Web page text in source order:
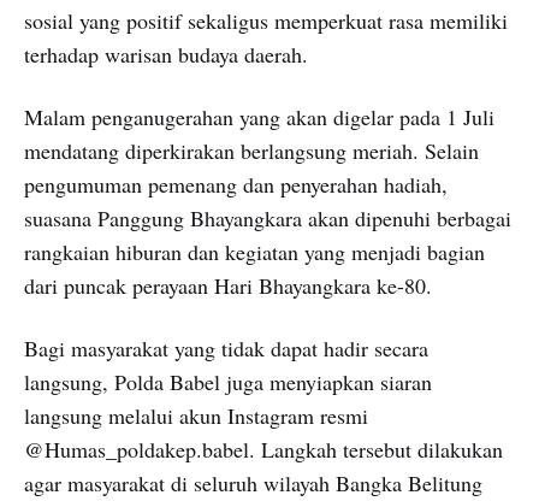
sosial yang positif sekaligus memperkuat rasa memiliki
terhadap warisan budaya daerah.
Malam penganugerahan yang akan digelar pada 1 Juli
mendatang diperkirakan berlangsung meriah. Selain
pengumuman pemenang dan penyerahan hadiah,
suasana Panggung Bhayangkara akan dipenuhi berbagai
rangkaian hiburan dan kegiatan yang menjadi bagian
dari puncak perayaan Hari Bhayangkara ke-80.
Bagi masyarakat yang tidak dapat hadir secara
langsung, Polda Babel juga menyiapkan siaran
langsung melalui akun Instagram resmi
@Humas_poldakep.babel. Langkah tersebut dilakukan
agar masyarakat di seluruh wilayah Bangka Belitung